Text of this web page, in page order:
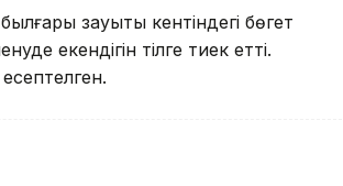
зауыты кентіндегі бөгет
екендігін тілге тиек етті.